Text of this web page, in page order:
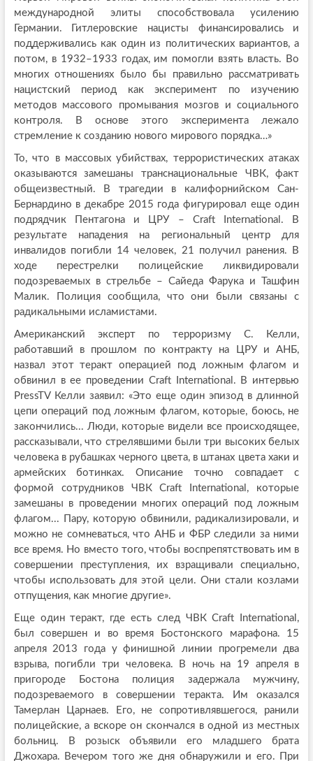
международной элиты способствовала усилению
Германии. Гитлеровские нацисты финансировались и
поддерживались как один из политических вариантов, а
потом, в 1932–1933 годах, им помогли взять власть. Во
многих отношениях было бы правильно рассматривать
нацистский период как эксперимент по изучению
методов массового промывания мозгов и социального
контроля. В основе этого эксперимента лежало
стремление к созданию нового мирового порядка…»
То, что в массовых убийствах, террористических атаках
оказываются замешаны транснациональные ЧВК, факт
общеизвестный. В трагедии в калифорнийском Сан-
Бернардино в декабре 2015 года фигурировал еще один
подрядчик Пентагона и ЦРУ – Craft International. В
результате нападения на региональный центр для
инвалидов погибли 14 человек, 21 получил ранения. В
ходе перестрелки полицейские ликвидировали
подозреваемых в стрельбе – Сайеда Фарука и Ташфин
Малик. Полиция сообщила, что они были связаны с
радикальными исламистами.
Американский эксперт по терроризму С. Келли,
работавший в прошлом по контракту на ЦРУ и АНБ,
назвал этот теракт операцией под ложным флагом и
обвинил в ее проведении Craft International. В интервью
PressTV Келли заявил: «Это еще один эпизод в длинной
цепи операций под ложным флагом, которые, боюсь, не
закончились... Люди, которые видели все происходящее,
рассказывали, что стрелявшими были три высоких белых
человека в рубашках черного цвета, в штанах цвета хаки и
армейских ботинках. Описание точно совпадает с
формой сотрудников ЧВК Craft International, которые
замешаны в проведении многих операций под ложным
флагом... Пару, которую обвинили, радикализировали, и
можно не сомневаться, что АНБ и ФБР следили за ними
все время. Но вместо того, чтобы воспрепятствовать им в
совершении преступления, их взращивали специально,
чтобы использовать для этой цели. Они стали козлами
отпущения, как многие другие».
Еще один теракт, где есть след ЧВК Craft International,
был совершен и во время Бостонского марафона. 15
апреля 2013 года у финишной линии прогремели два
взрыва, погибли три человека. В ночь на 19 апреля в
пригороде Бостона полиция задержала мужчину,
подозреваемого в совершении теракта. Им оказался
Тамерлан Царнаев. Его, не сопротивлявшегося, ранили
полицейские, а вскоре он скончался в одной из местных
больниц. В розыск объявили его младшего брата
Джохара. Вечером того же дня обнаружили и его. При